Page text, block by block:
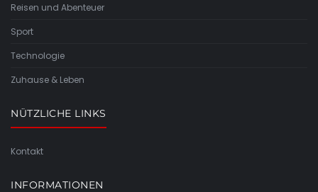
Reisen und Abenteuer
Sport
Technologie
Zuhause & Leben
NÜTZLICHE LINKS
Kontakt
INFORMATIONEN